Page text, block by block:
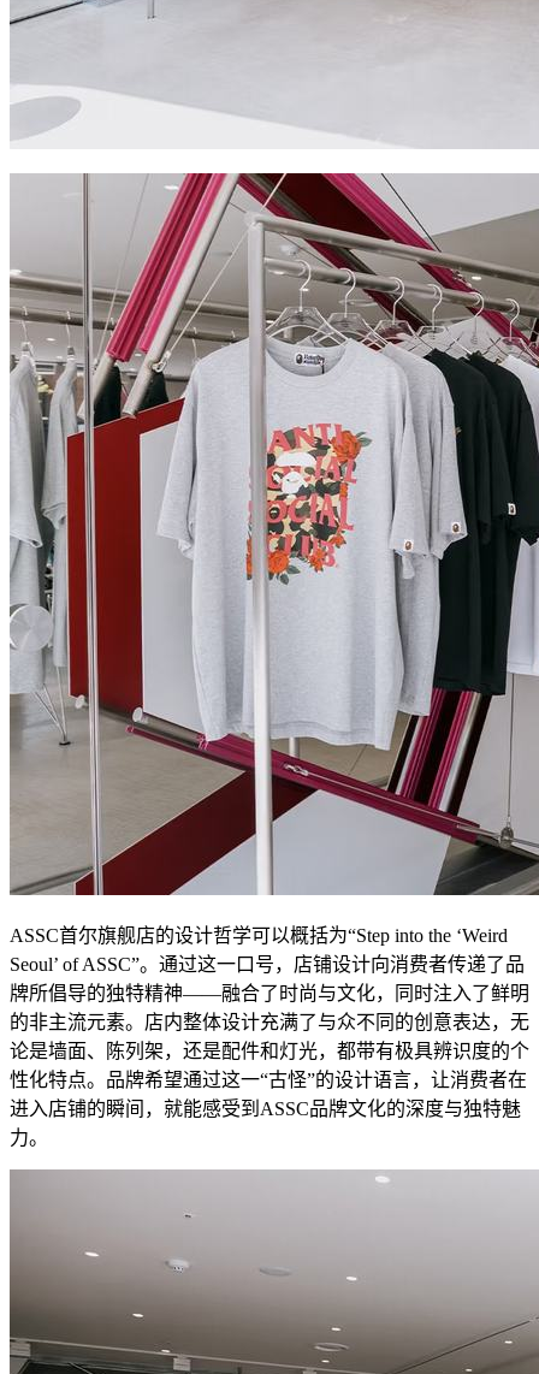
ASSC首尔旗舰店的设计哲学可以概括为“Step into the ‘Weird
Seoul’ of ASSC”。通过这一口号，店铺设计向消费者传递了品
牌所倡导的独特精神——融合了时尚与文化，同时注入了鲜明
的非主流元素。店内整体设计充满了与众不同的创意表达，无
论是墙面、陈列架，还是配件和灯光，都带有极具辨识度的个
性化特点。品牌希望通过这一“古怪”的设计语言，让消费者在
进入店铺的瞬间，就能感受到ASSC品牌文化的深度与独特魅
力。